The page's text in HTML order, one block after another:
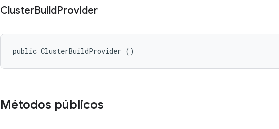
ClusterBuildProvider
public ClusterBuildProvider ()
Métodos públicos